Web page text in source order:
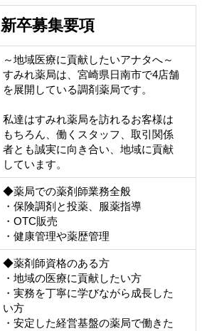
新卒募集要項
～地域医療に貢献したいアナタへ～
すみれ薬局は、宮崎県日南市で4店舗
を展開している調剤薬局です。
私達はすみれ薬局を訪れるお客様は
もちろん、働くスタッフ、取引関係
者とも誠実に向き合い、地域に貢献
しています。
◆薬局での薬剤師業務全般
・保険調剤と投薬、服薬指導
・OTC販売
・健康管理や薬歴管理
◆薬剤師資格のある方
・地域の医療に貢献したい方
・実務を丁寧に学びながら成長した
い方
・安定した経営基盤の薬局で働きた